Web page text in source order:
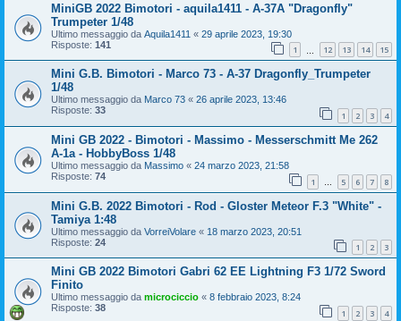
MiniGB 2022 Bimotori - aquila1411 - A-37A "Dragonfly"
Trumpeter 1/48
Ultimo messaggio da Aquila1411 « 29 aprile 2023, 19:30
Risposte: 141 1 12 13 14 15
Mini G.B. Bimotori - Marco 73 - A-37 Dragonfly_Trumpeter
1/48
Ultimo messaggio da Marco 73 « 26 aprile 2023, 13:46
Risposte: 33 1 2 3 4
Mini GB 2022 - Bimotori - Massimo - Messerschmitt Me 262
A-1a - HobbyBoss 1/48
Ultimo messaggio da Massimo « 24 marzo 2023, 21:58
Risposte: 74 1 … 5 6 7 8
Mini G.B. 2022 Bimotori - Rod - Gloster Meteor F.3 "White" -
Tamiya 1:48
Ultimo messaggio da VorreiVolare « 18 marzo 2023, 20:51
Risposte: 24 1 2 3
Mini GB 2022 Bimotori Gabri 62 EE Lightning F3 1/72 Sword
Finito
Ultimo messaggio da microciccio « 8 febbraio 2023, 8:24
Risposte: 38 1 2 3 4